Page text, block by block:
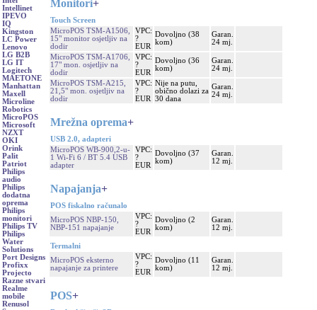
Intellinet
IPEVO
IQ
Kingston
LC Power
Lenovo
LG B2B
LG IT
Logitech
MAETONE
Manhattan
Maxell
Microline
Robotics
MicroPOS
Microsoft
NZXT
OKI
Orink
Palit
Patriot
Philips
audio
Philips
dodatna
oprema
Philips
monitori
Philips TV
Philips
Water
Solutions
Port Designs
Profixx
Projecto
Razne stvari
Realme
mobile
Renusol
Monitori+
Touch Screen
MicroPOS TSM-A1506,
15" monitor osjetljiv na
dodir
VPC:
?
EUR
Dovoljno (38
kom)
Garan.
24 mj.
MicroPOS TSM-A1706,
17" mon. osjetljiv na
dodir
VPC:
?
EUR
Dovoljno (36
kom)
Garan.
24 mj.
MicroPOS TSM-A215,
21,5" mon. osjetljiv na
dodir
VPC:
?
EUR
Nije na putu,
obično dolazi za
30 dana
Garan.
24 mj.
Mrežna oprema+
USB 2.0, adapteri
MicroPOS WB-900,2-u-
1 Wi-Fi 6 / BT 5.4 USB
adapter
VPC:
?
EUR
Dovoljno (37
kom)
Garan.
12 mj.
Napajanja+
POS fiskalno računalo
MicroPOS NBP-150,
NBP-151 napajanje
VPC:
?
EUR
Dovoljno (2
kom)
Garan.
12 mj.
Termalni
MicroPOS eksterno
napajanje za printere
VPC:
?
EUR
Dovoljno (11
kom)
Garan.
12 mj.
POS+